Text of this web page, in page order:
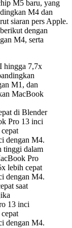
M5 baru, yang
M4 dan
siaran pers Apple.
dengan
M4, serta
hingga 7,7x
M1, dan
MacBook
di Blender
Pro 13 inci
dengan M4.
tinggi dalam
Pro
lebih cepat
dengan M4.
saat
13 inci
dengan M4.